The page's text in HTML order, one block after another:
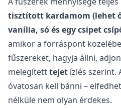
tisztított kardamom (lehet
vanília, só és egy csipet
amikor a forráspont
fűszereket, hagyja állni,
melegítetttejet ízlés szerint.
óvatosan kell bánni –
nélküle nem olyan érdekes.